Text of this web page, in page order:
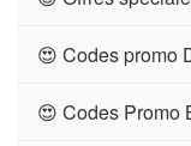
😍 Codes promo
😍 Codes Promo